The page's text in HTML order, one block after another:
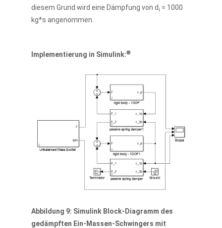
diesem Grund wird eine Dämpfung von d i = 1000
kg*s angenommen.
Implementierung in Simulink:®
Abbildung 9: Simulink Block-Diagramm des
gedämpften Ein-Massen-Schwingers mit